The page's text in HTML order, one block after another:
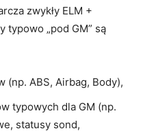
zwykły ELM +
typowo „pod GM” są
(np. ABS, Airbag, Body),
typowych dla GM (np.
statusy sond,